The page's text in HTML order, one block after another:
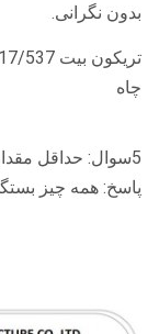
بدون نگرانی.
چاه
5سوال: حداقل مقدار سفارش برای کارخانه شما چیست؟
پاسخ: همه چيز بستگی